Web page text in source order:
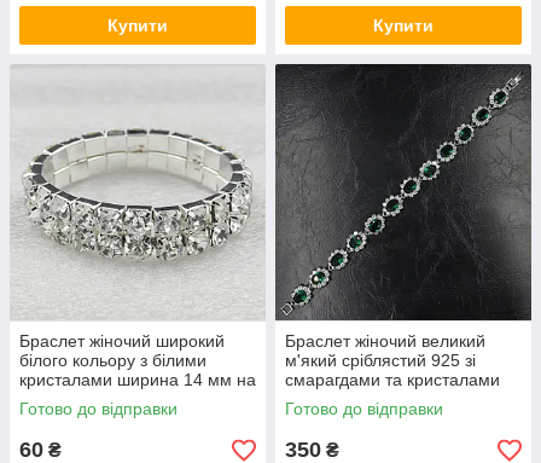
Купити Купити
Браслет жіночий широкий
білого кольору з білими
кристалами ширина 14 мм на
гумці 2 ряди каменів від 15
см и >
Готово до відправки
60 ₴
Браслет жіночий великий
м'який сріблястий 925 зі
смарагдами та кристалами
Swarovski довжина 18 см
ширина 10 мм
Готово до відправки
350 ₴